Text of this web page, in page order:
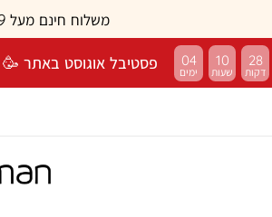
משלוח חינם מעל 249 ₪ | החזרות חינם בסניפים
פסטיבל אוגוסט באתר 🥳 50% הנחה + אקסטרה 25% על היתרה! 🎉 04 10 28